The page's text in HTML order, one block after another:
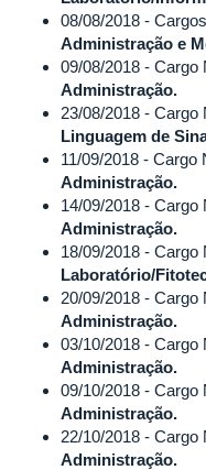
08/08/2018 -
Administração e
09/08/2018 - Cargo
Administração.
23/08/2018 - Cargo
Linguagem de
11/09/2018 - Cargo
Administração.
14/09/2018 - Cargo
Administração.
18/09/2018 - Cargo
Laboratório/
20/09/2018 - Cargo
Administração.
03/10/2018 - Cargo
Administração.
09/10/2018 - Cargo
Administração.
22/10/2018 - Cargo
Administração.